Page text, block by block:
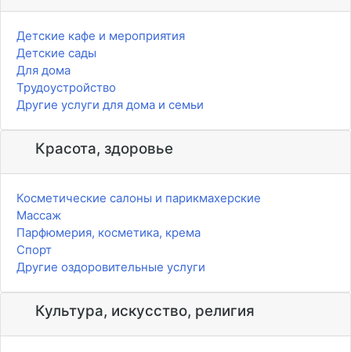
Детские кафе и мероприятия
Детские сады
Для дома
Трудоустройство
Другие услуги для дома и семьи
Красота, здоровье
Косметические салоны и парикмахерские
Массаж
Парфюмерия, косметика, крема
Спорт
Другие оздоровительные услуги
Культура, искусство, религия